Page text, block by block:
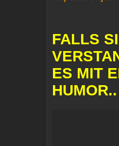
.
FALLS
ES MIT
HUMOR..